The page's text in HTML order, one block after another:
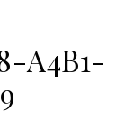
A4B1-